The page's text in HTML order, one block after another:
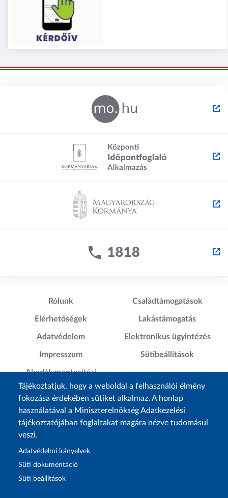
Tájékoztatjuk, hogy a weboldal a felhasználói élmény
fokozása érdekében sütiket alkalmaz. A honlap
használatával a Miniszterelnökség Adatkezelési
tájékoztatójában foglaltakat magára nézve tudomásul
veszi.
Adatvédelmi irányelvek
Süti dokumentáció
Süti beállítások
Lábléc1
Rólunk
Elérhetőségek
Adatvédelem
Impresszum
Akadálymentesítési
Nyilatkozat
Lábléc2
Családtámogatások
Lakástámogatás
Elektronikus ügyintézés
Sütibeállítások